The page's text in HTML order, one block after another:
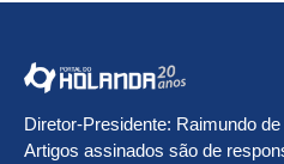
Diretor-Presidente: Raimundo
Artigos assinados são de